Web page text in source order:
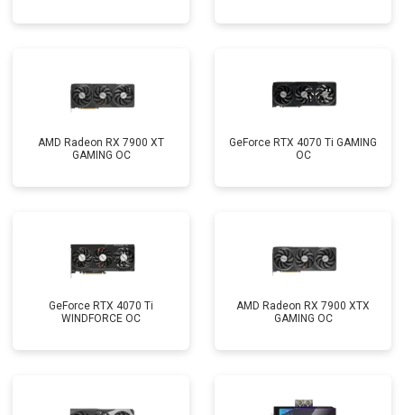
AMD Radeon RX 7900 XT
GAMING OC
GeForce RTX 4070 Ti GAMING
OC
GeForce RTX 4070 Ti
WINDFORCE OC
AMD Radeon RX 7900 XTX
GAMING OC